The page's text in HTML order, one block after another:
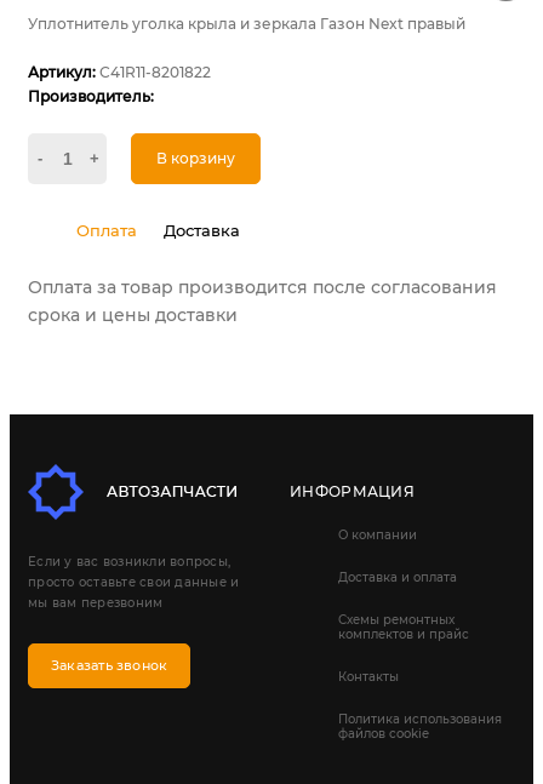
Уплотнитель уголка крыла и зеркала Газон Next правый
Артикул: С41R11-8201822
Производитель:
- + В корзину
Оплата Доставка
Оплата за товар производится после согласования
срока и цены доставки
Если у вас возникли вопросы,
просто оставьте свои данные и
мы вам перезвоним
Заказать звонок
ИНФОРМАЦИЯ
О компании
Доставка и оплата
Схемы ремонтных
комплектов и прайс
Контакты
Политика использования
файлов cookie